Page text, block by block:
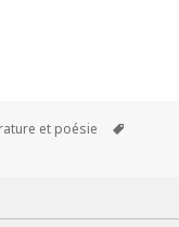
et poésie